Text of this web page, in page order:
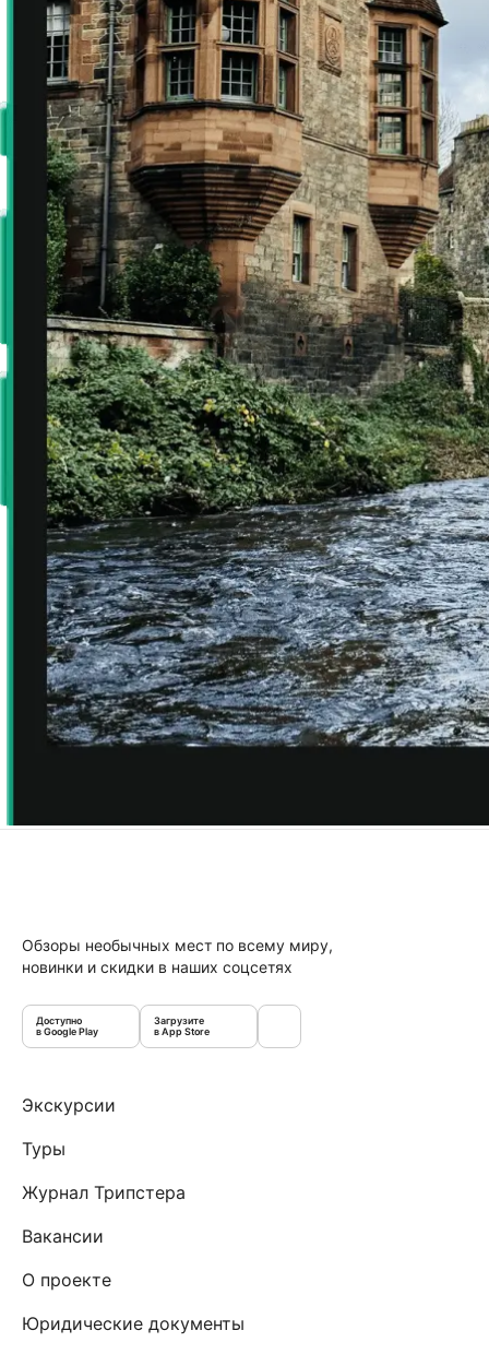
Обзоры необычных мест по всему миру,
новинки и скидки в наших соцсетях
Доступно
в Google Play
Загрузите
в App Store
Экскурсии
Туры
Журнал Трипстера
Вакансии
О проекте
Юридические документы